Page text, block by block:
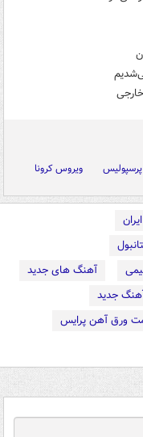
پرسپولیس ویروس کرونا
آهنگ های جدید
جدید
ورق آهن پرایس